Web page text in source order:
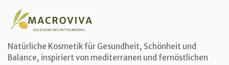
Natürliche Kosmetik für Gesundheit, Schönheit und
Balance, inspiriert von mediterranen und fernöstlichen